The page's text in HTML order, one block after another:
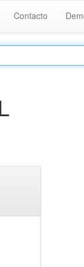
Contacto